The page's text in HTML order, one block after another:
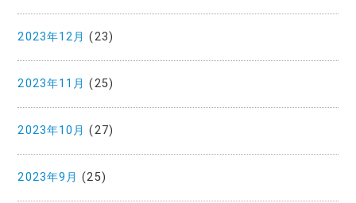
2023年12月 (23)
2023年11月 (25)
2023年10月 (27)
2023年9月 (25)